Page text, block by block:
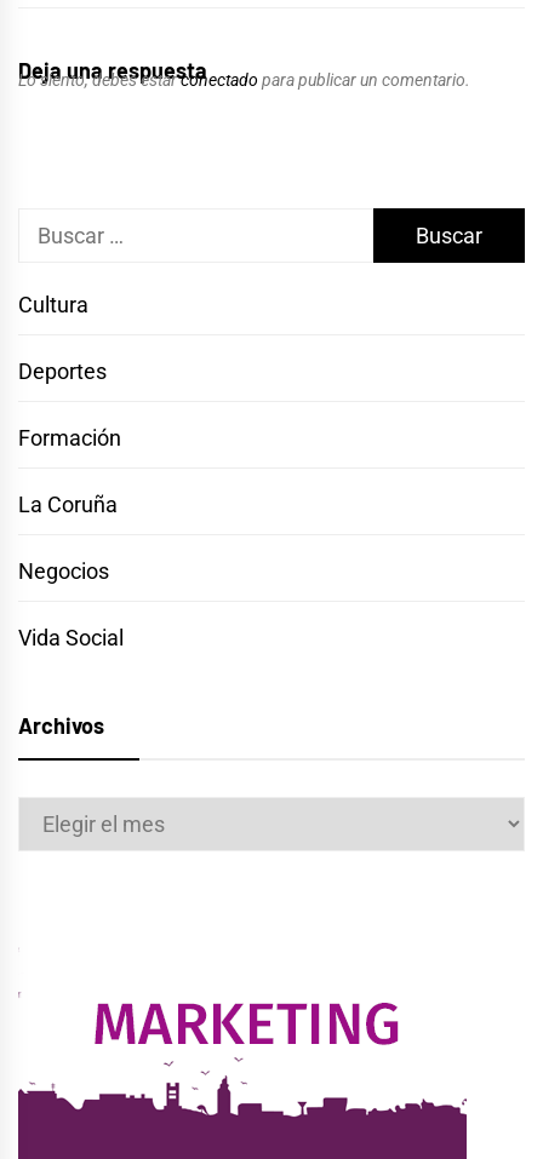
Deja una respuesta
Lo siento, debes estarconectado para publicar un comentario.
Buscar:
Cultura
Deportes
Formación
La Coruña
Negocios
Vida Social
Archivos
Archivos